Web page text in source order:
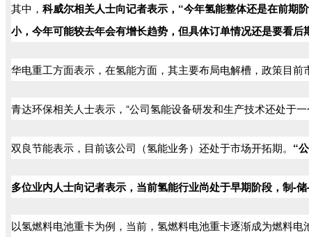
其中， 科威尔相关人士向记者表示，“今年氢能整体还是在前期
小，今年可能较去年会有增长趋势，但具体订单情况还是要看后
华电重工方面表示，在氢能方面，其主要布局电解槽，政策目前
青达环保相关人士表示，“公司氢能设备研发和生产技术还处于
双良节能表示，目前该公司（氢能业务）还处于市场开拓期。 “
多位业内人士向记者表示，当前氢能行业尚处于早期阶段，制-储
以氢燃料电池重卡为例，当前，氢燃料电池重卡逐渐成为燃料